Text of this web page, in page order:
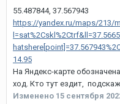
55.487844, 37.567943
https://yandex.ru/maps/213/
14.95
На Яндекс-карте
ход. Кто тут ездит,
Изменено 15 сентября